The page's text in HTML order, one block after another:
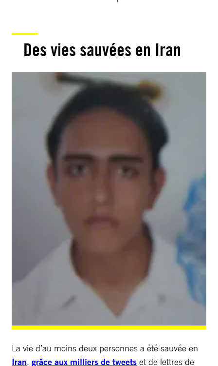
Des vies sauvées en Iran
La vie d’au moins deux personnes a été sauvée en
Iran, grâce aux milliers de tweets et de lettres de